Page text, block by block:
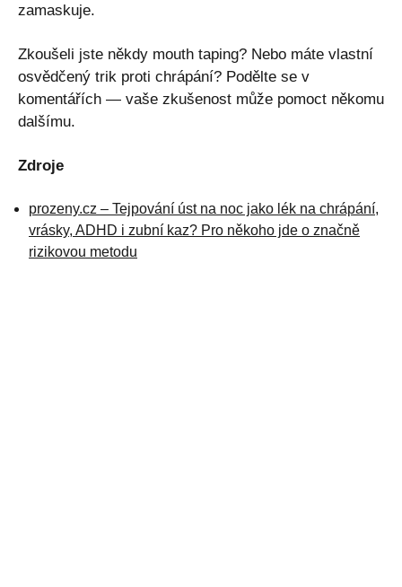
zamaskuje.
Zkoušeli jste někdy mouth taping? Nebo máte vlastní
osvědčený trik proti chrápání? Podělte se v
komentářích — vaše zkušenost může pomoct někomu
dalšímu.
Zdroje
prozeny.cz – Tejpování úst na noc jako lék na chrápání,
vrásky, ADHD i zubní kaz? Pro někoho jde o značně
rizikovou metodu